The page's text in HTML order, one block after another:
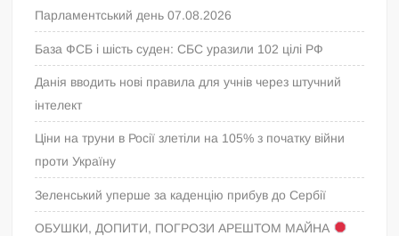
Парламентський день 07.08.2026
База ФСБ і шість суден: СБС уразили 102 цілі РФ
Данія вводить нові правила для учнів через штучний
інтелект
Ціни на труни в Росії злетіли на 105% з початку війни
проти Україну
Зеленський уперше за каденцію прибув до Сербії
ОБУШКИ, ДОПИТИ, ПОГРОЗИ АРЕШТОМ МАЙНА